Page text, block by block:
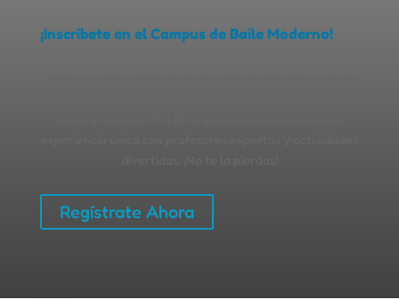
¡Inscríbete en el Campus de Baile Moderno!
Regístrate Ahora